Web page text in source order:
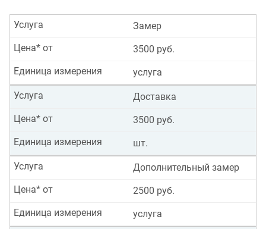
Замер
Услуга
3500 руб.
Цена* от
услуга
Единица измерения
Доставка
Услуга
3500 руб.
Цена* от
шт.
Единица измерения
Дополнительный замер
Услуга
2500 руб.
Цена* от
услуга
Единица измерения